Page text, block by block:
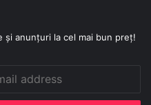
și anunțuri la cel mai bun preț!